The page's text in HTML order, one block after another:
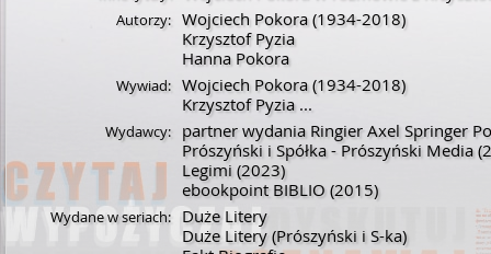
Autorzy: Wojciech Pokora(1934-2018)
Krzysztof Pyzia
Hanna Pokora
Wywiad: Wojciech Pokora(1934-2018)
Krzysztof Pyzia...
Wydawcy:
partner wydania Ringier Axel Springer
Prószyński i Spółka - Prószyński Media
Legimi (2023)
ebookpoint BIBLIO (2015)
Wydane w seriach:
Duże Litery
Duże Litery (Prószyński i S-ka)